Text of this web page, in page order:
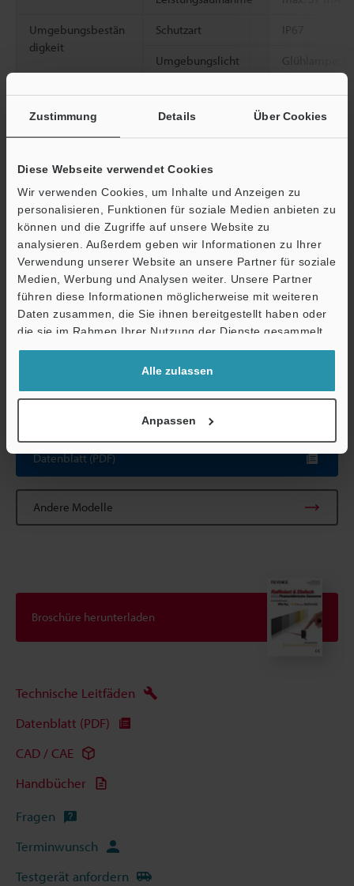
Zustimmung Details Über Cookies
Diese Webseite verwendet Cookies
Wir verwenden Cookies, um Inhalte und Anzeigen zu
personalisieren, Funktionen für soziale Medien anbieten zu
können und die Zugriffe auf unsere Website zu
analysieren. Außerdem geben wir Informationen zu Ihrer
Verwendung unserer Website an unsere Partner für soziale
Medien, Werbung und Analysen weiter. Unsere Partner
führen diese Informationen möglicherweise mit weiteren
Daten zusammen, die Sie ihnen bereitgestellt haben oder
die sie im Rahmen Ihrer Nutzung der Dienste gesammelt
haben.
Alle zulassen
Anpassen
Umgebungsbestän
digkeit
Schutzart IP67
Umgebungslicht
Glühlampe:
max. 20,000
Luftfeuchtigkeit
Vibrationsfestigkeit
10 bis 55 Hz,
Stoßfestigkeit 1,000 m/s
Richtung
Gehäusematerial
Gewicht Circa 25 g
erhalten.
Datenblatt (PDF)
Andere Modelle
Broschüre herunterladen
Technische Leitfäden
Datenblatt (PDF)
CAD / CAE
Handbücher
Fragen
Terminwunsch
Testgerät anfordern
Support